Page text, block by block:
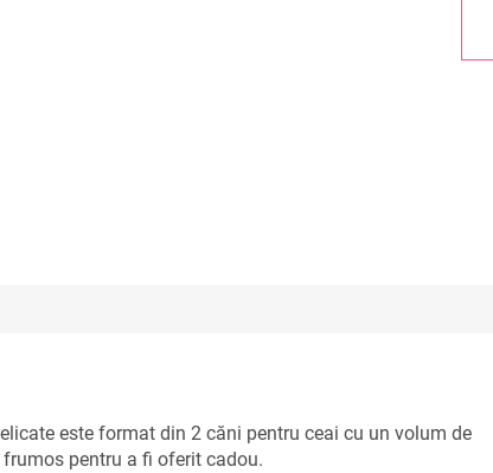
este format din 2 căni pentru ceai cu un volum de
pentru a fi oferit cadou.